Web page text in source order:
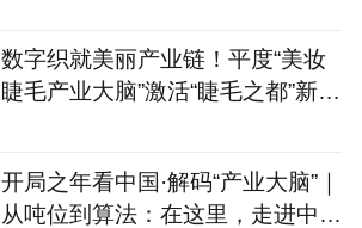
数字织就美丽产业链！平度“美妆
睫毛产业大脑”激活“睫毛之都”新动
开局之年看中国·解码“产业大脑”｜
从吨位到算法：在这里，走进中国